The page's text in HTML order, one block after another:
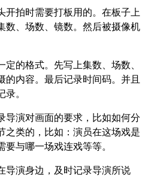
拍时需要打板用的。在板子上
数、场数、镜数。然后被摄像机
的格式。先写上集数、场数、
的内容。最后记录时间码。并且
录。
演对画面的要求，比如如何分
之类的，比如：演员在这场戏是
要与哪一场戏连戏等等。
演身边，及时记录导演所说